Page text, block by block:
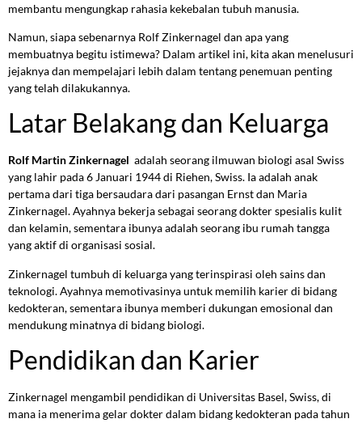
membantu mengungkap rahasia kekebalan tubuh manusia.
Namun, siapa sebenarnya Rolf Zinkernagel dan apa yang
membuatnya begitu istimewa? Dalam artikel ini, kita akan menelusuri
jejaknya dan mempelajari lebih dalam tentang penemuan penting
yang telah dilakukannya.
Latar Belakang dan Keluarga
Rolf Martin Zinkernagel adalah seorang ilmuwan biologi asal Swiss
yang lahir pada 6 Januari 1944 di Riehen, Swiss. Ia adalah anak
pertama dari tiga bersaudara dari pasangan Ernst dan Maria
Zinkernagel. Ayahnya bekerja sebagai seorang dokter spesialis kulit
dan kelamin, sementara ibunya adalah seorang ibu rumah tangga
yang aktif di organisasi sosial.
Zinkernagel tumbuh di keluarga yang terinspirasi oleh sains dan
teknologi. Ayahnya memotivasinya untuk memilih karier di bidang
kedokteran, sementara ibunya memberi dukungan emosional dan
mendukung minatnya di bidang biologi.
Pendidikan dan Karier
Zinkernagel mengambil pendidikan di Universitas Basel, Swiss, di
mana ia menerima gelar dokter dalam bidang kedokteran pada tahun